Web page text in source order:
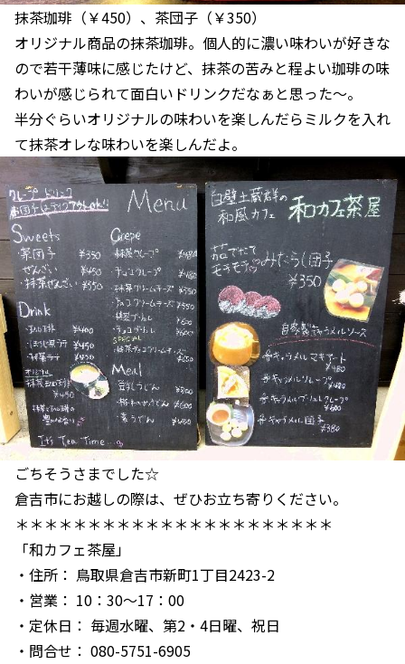
抹茶珈琲（￥450）、茶団子（￥350）
オリジナル商品の抹茶珈琲。個人的に濃い味わいが好きな
ので若干薄味に感じたけど、抹茶の苦みと程よい珈琲の味
わいが感じられて面白いドリンクだなぁと思った～。
半分ぐらいオリジナルの味わいを楽しんだらミルクを入れ
て抹茶オレな味わいを楽しんだよ。
ごちそうさまでした☆
倉吉市にお越しの際は、ぜひお立ち寄りください。
＊＊＊＊＊＊＊＊＊＊＊＊＊＊＊＊＊＊＊＊＊＊
「和カフェ茶屋」
・住所： 鳥取県倉吉市新町1丁目2423-2
・営業： 10：30～17：00
・定休日： 毎週水曜、第2・4日曜、祝日
・問合せ： 080-5751-6905